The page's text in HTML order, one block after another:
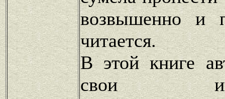
возвышенно и
читается.
В этой книге
свои